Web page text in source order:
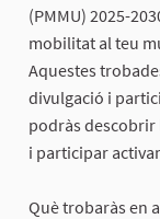
(PMMU) 2025-
mobilitat al teu
Aquestes
divulgació i
podràs
i participar
Què trobaràs en